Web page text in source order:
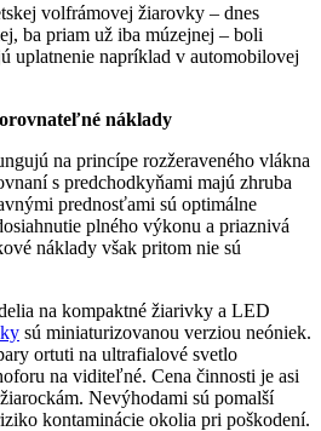
volfrámovej žiarovky – dnes
ba priam už iba múzejnej – boli
uplatnenie napríklad v automobilovej
náklady
na princípe rozžeraveného vlákna
s predchodkyňami majú zhruba
prednosťami sú optimálne
plného výkonu a priaznivá
náklady však pritom nie sú
na kompaktné žiarivky a LED
sú miniaturizovanou verziou neóniek.
ortuti na ultrafialové svetlo
na viditeľné. Cena činnosti je asi
Nevýhodami sú pomalší
kontaminácie okolia pri poškodení.